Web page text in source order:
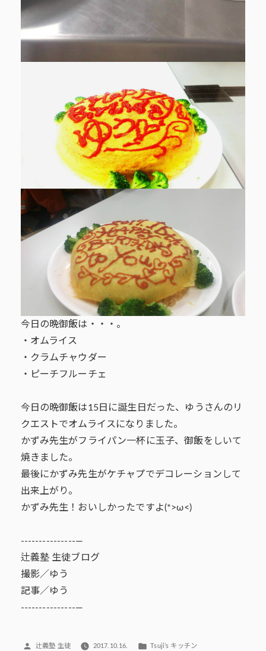
今日の晩御飯は・・・。
・オムライス
・クラムチャウダー
・ピーチフルーチェ
今日の晩御飯は15日に誕生日だった、ゆうさんのリ
クエストでオムライスになりました。
かずみ先生がフライパン一杯に玉子、御飯をしいて
焼きました。
最後にかずみ先生がケチャプでデコレーションして
出来上がり。
かずみ先生！おいしかったですよ(*>ω<)
---------------—
辻義塾 生徒ブログ
撮影／ゆう
記事／ゆう
---------------—
投
辻義塾 生徒 2017.10.16. カ
Tsuji’s キッチン